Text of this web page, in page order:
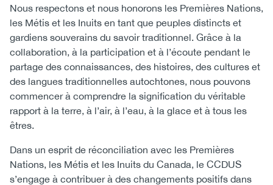
Nous respectons et nous honorons les Premières Nations,
les Métis et les Inuits en tant que peuples distincts et
gardiens souverains du savoir traditionnel. Grâce à la
collaboration, à la participation et à l’écoute pendant le
partage des connaissances, des histoires, des cultures et
des langues traditionnelles autochtones, nous pouvons
commencer à comprendre la signification du véritable
rapport à la terre, à l’air, à l’eau, à la glace et à tous les
êtres.
Dans un esprit de réconciliation avec les Premières
Nations, les Métis et les Inuits du Canada, le CCDUS
s’engage à contribuer à des changements positifs dans